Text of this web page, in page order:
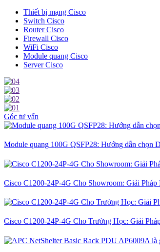
Thiết bị mạng Cisco
Switch Cisco
Router Cisco
Firewall Cisco
WiFi Cisco
Module quang Cisco
Server Cisco
Góc tư vấn
Module quang 100G QSFP28: Hướng dẫn
Cisco C1200-24P-4G Cho Showroom: Giải
Cisco C1200-24P-4G Cho Trường Học: Giải